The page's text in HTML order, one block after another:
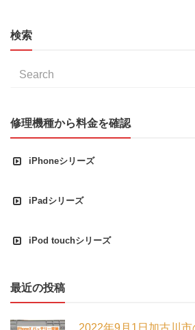
検索
修理機種から料金を確認
iPhoneシリーズ
iPadシリーズ
iPod touchシリーズ
最近の投稿